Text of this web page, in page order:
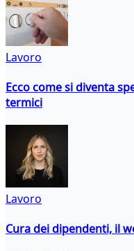
Lavoro
Ecco come si diventa
termici
Lavoro
Cura dei dipendenti, il